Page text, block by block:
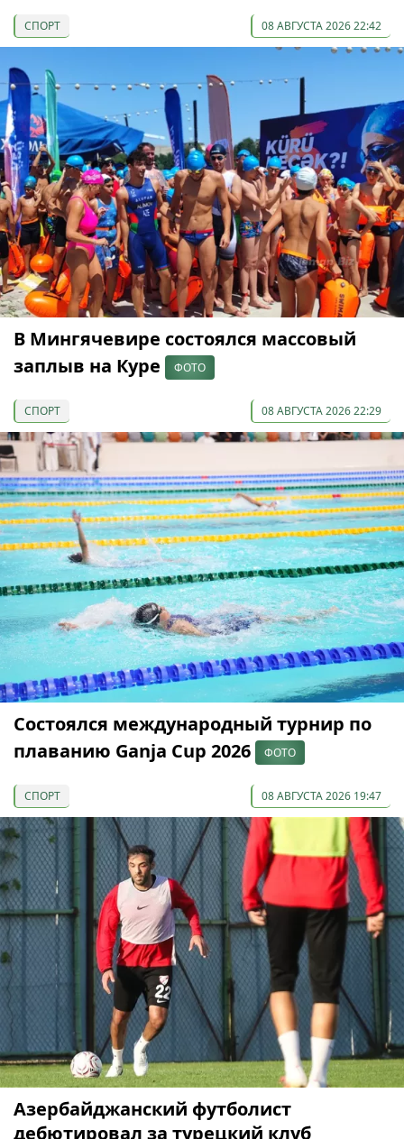
СПОРТ 08 АВГУСТА 2026 22:42
В Мингячевире состоялся массовый
заплыв на Куре
ФОТО
СПОРТ 08 АВГУСТА 2026 22:29
Состоялся международный турнир по
плаванию Ganja Cup 2026
ФОТО
СПОРТ 08 АВГУСТА 2026 19:47
Азербайджанский футболист
дебютировал за турецкий клуб